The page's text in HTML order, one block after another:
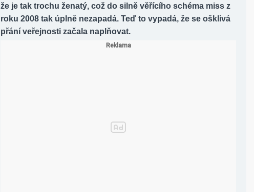
že je tak trochu ženatý, což do silně věřícího schéma miss z
roku 2008 tak úplně nezapadá. Teď to vypadá, že se ošklivá
přání veřejnosti začala naplňovat.